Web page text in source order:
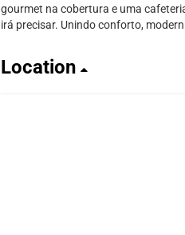
gourmet na cobertura e uma
irá precisar. Unindo conforto,
Location